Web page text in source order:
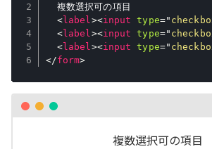
  複数選択可の項目
<label ><input type="
<label ><input type="
<label ><input type="
</form>
複数選択可の項目